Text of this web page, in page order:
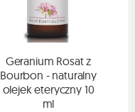
Geranium Rosat z
Bourbon - naturalny
olejek eteryczny 10
ml